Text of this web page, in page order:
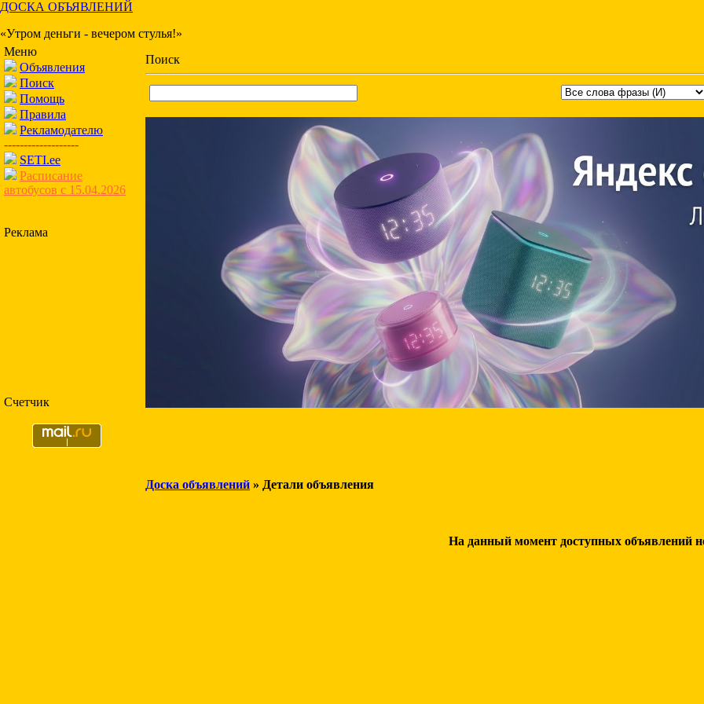
ДОСКА ОБЪЯВЛЕНИЙ
«Утром деньги - вечером стулья!»
Меню
Объявления
Поиск
Помощь
Правила
Рекламодателю
-------------------
SETI.ee
Расписание
автобусов с 15.04.2026
Реклама
Счетчик
Поиск
Доска объявлений » Детали объявления
На данный момент доступных объявлений